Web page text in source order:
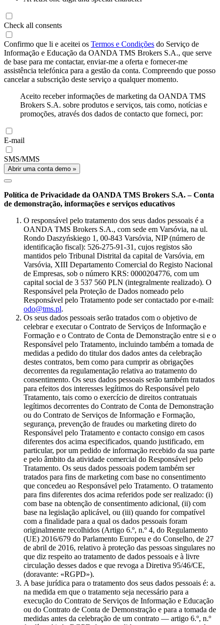
Check all consents
Confirmo que li e aceitei os Termos e Condições do Serviço de
Informação e Educação da OANDA TMS Brokers S.A., que serve
de base para me contactar, enviar-me a oferta e fornecer-me
assistência telefónica para a gestão da conta. Compreendo que posso
cancelar a subscrição deste serviço a qualquer momento.
Aceito receber informações de marketing da OANDA TMS
Brokers S.A. sobre produtos e serviços, tais como, notícias e
promoções, através dos dados de contacto que forneci, por:
E-mail
SMS/MMS
Abrir uma conta demo »
Política de Privacidade da OANDA TMS Brokers S.A. – Conta
de demonstração, informações e serviços educativos
O responsável pelo tratamento dos seus dados pessoais é a
OANDA TMS Brokers S.A., com sede em Varsóvia, na ul.
Rondo Daszyńskiego 1, 00-843 Varsóvia, NIP (número de
identificação fiscal): 526-275-91-31, cujos registos são
mantidos pelo Tribunal Distrital da capital de Varsóvia, em
Varsóvia, XIII Departamento Comercial do Registo Nacional
de Empresas, sob o número KRS: 0000204776, com um
capital social de 3 537 560 PLN (integralmente realizado). O
Responsável pela Proteção de Dados nomeado pelo
Responsável pelo Tratamento pode ser contactado por e-mail:
odo@tms.pl.
Os seus dados pessoais serão tratados com o objetivo de
celebrar e executar o Contrato de Serviços de Informação e
Formação e o Contrato de Conta de Demonstração entre si e o
Responsável pelo Tratamento, incluindo também a tomada de
medidas a pedido do titular dos dados antes da celebração
destes contratos, bem como para cumprir as obrigações
decorrentes da regulamentação relativa ao tratamento do
consentimento. Os seus dados pessoais serão também tratados
para efeitos dos interesses legítimos do Responsável pelo
Tratamento, tais como o exercício de direitos contratuais
legítimos decorrentes do Contrato de Conta de Demonstração
ou do Contrato de Serviços de Informação e Formação,
segurança, prevenção de fraudes ou marketing direto do
Responsável pelo Tratamento e contacto consigo em casos
diferentes dos acima especificados, quando justificado, em
particular, por um pedido de informação recebido da sua parte
e pelo âmbito da atividade comercial do Responsável pelo
Tratamento. Os seus dados pessoais podem também ser
tratados para fins de marketing com base no consentimento
que concedeu ao Responsável pelo Tratamento. O tratamento
para fins diferentes dos acima referidos pode ser realizado: (i)
com base na obtenção de consentimento adicional, (ii) com
base na legislação aplicável, ou (iii) quando for compatível
com a finalidade para a qual os dados pessoais foram
originalmente recolhidos (Artigo 6.º, n.º 4, do Regulamento
(UE) 2016/679 do Parlamento Europeu e do Conselho, de 27
de abril de 2016, relativo à proteção das pessoas singulares no
que diz respeito ao tratamento de dados pessoais e à livre
circulação desses dados e que revoga a Diretiva 95/46/CE,
(doravante: «RGPD»).
A base jurídica para o tratamento dos seus dados pessoais é: a.
na medida em que o tratamento seja necessário para a
execução do Contrato de Serviços de Informação e Educação
ou do Contrato de Conta de Demonstração e para a tomada de
medidas antes da celebração de um contrato — artigo 6.º, n.º